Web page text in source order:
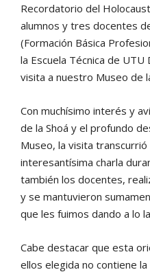
Recordatorio del
alumnos y tres docentes
(Formación Básica
la Escuela Técnica de UTU
visita a nuestro Museo de
Con muchísimo interés y
de la Shoá y el profundo
Museo, la visita
interesantísima charla
también los docentes,
y se mantuvieron
que les fuimos dando a lo
Cabe destacar que esta
ellos elegida no contiene